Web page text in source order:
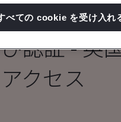
機関
認証 - 英
アクセス
べての cookie を受け入れ